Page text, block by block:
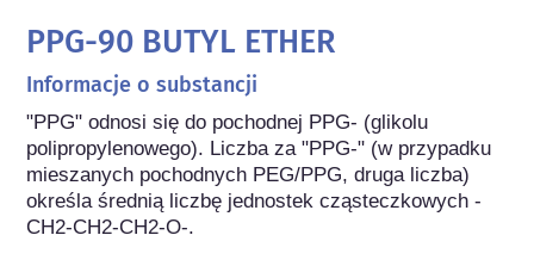
PPG-90 BUTYL ETHER
Informacje o substancji
"PPG" odnosi się do pochodnej PPG- (glikolu
polipropylenowego). Liczba za "PPG-" (w przypadku
mieszanych pochodnych PEG/PPG, druga liczba)
określa średnią liczbę jednostek cząsteczkowych -
CH2-CH2-CH2-O-.